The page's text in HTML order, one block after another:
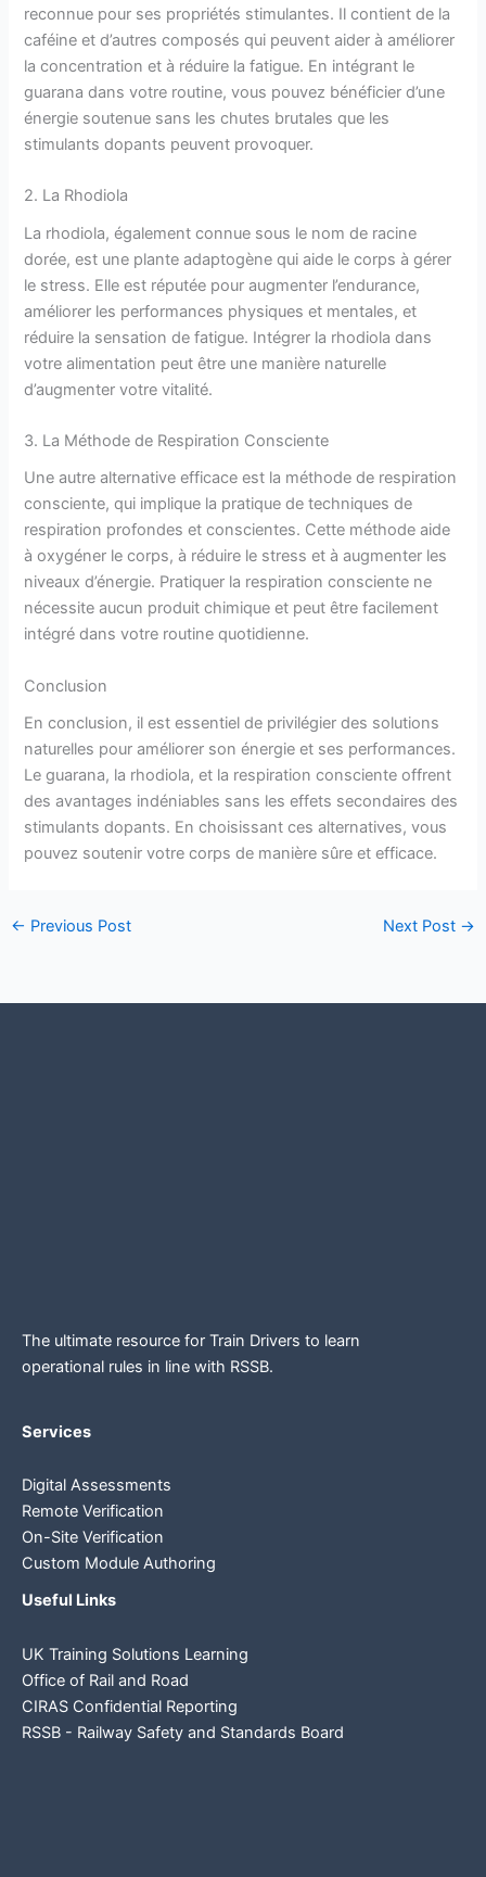
reconnue pour ses propriétés stimulantes. Il contient de la
caféine et d’autres composés qui peuvent aider à améliorer
la concentration et à réduire la fatigue. En intégrant le
guarana dans votre routine, vous pouvez bénéficier d’une
énergie soutenue sans les chutes brutales que les
stimulants dopants peuvent provoquer.
2. La Rhodiola
La rhodiola, également connue sous le nom de racine
dorée, est une plante adaptogène qui aide le corps à gérer
le stress. Elle est réputée pour augmenter l’endurance,
améliorer les performances physiques et mentales, et
réduire la sensation de fatigue. Intégrer la rhodiola dans
votre alimentation peut être une manière naturelle
d’augmenter votre vitalité.
3. La Méthode de Respiration Consciente
Une autre alternative efficace est la méthode de respiration
consciente, qui implique la pratique de techniques de
respiration profondes et conscientes. Cette méthode aide
à oxygéner le corps, à réduire le stress et à augmenter les
niveaux d’énergie. Pratiquer la respiration consciente ne
nécessite aucun produit chimique et peut être facilement
intégré dans votre routine quotidienne.
Conclusion
En conclusion, il est essentiel de privilégier des solutions
naturelles pour améliorer son énergie et ses performances.
Le guarana, la rhodiola, et la respiration consciente offrent
des avantages indéniables sans les effets secondaires des
stimulants dopants. En choisissant ces alternatives, vous
pouvez soutenir votre corps de manière sûre et efficace.
← Previous Post Next Post →
The ultimate resource for Train Drivers to learn
operational rules in line with RSSB.
Services
Digital Assessments
Remote Verification
On-Site Verification
Custom Module Authoring
Useful Links
UK Training Solutions Learning
Office of Rail and Road
CIRAS Confidential Reporting
RSSB - Railway Safety and Standards Board